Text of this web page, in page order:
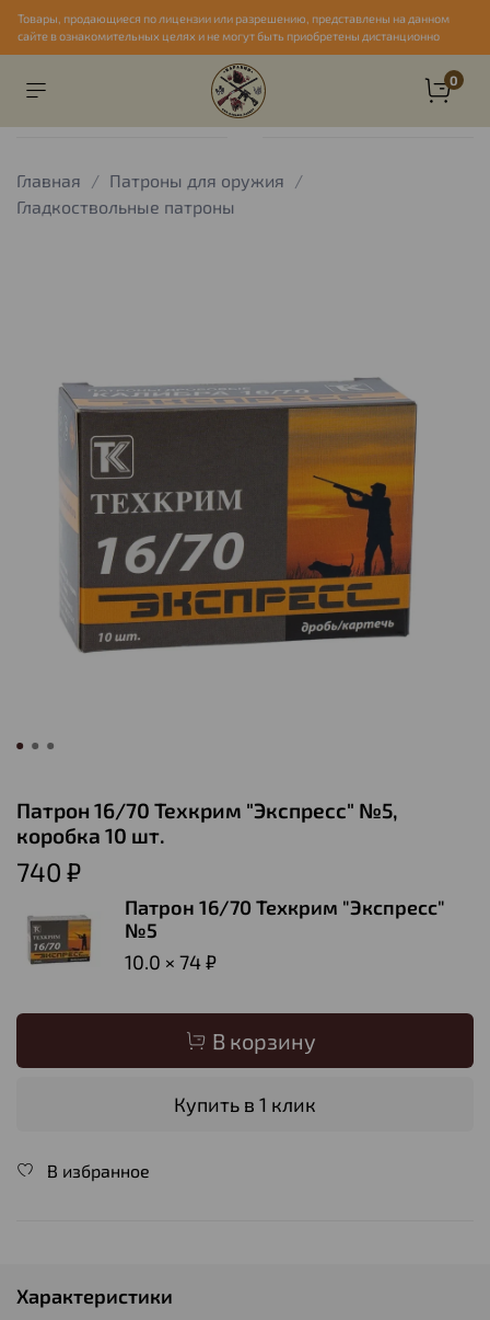
Товары, продающиеся по лицензии или разрешению, представлены на данном
сайте в ознакомительных целях и не могут быть приобретены дистанционно
0
Главная
Патроны для оружия
Гладкоствольные патроны
Патрон 16/70 Техкрим "Экспресс" №5,
коробка 10 шт.
740 ₽
Патрон 16/70 Техкрим "Экспресс"
№5
10.0 × 74 ₽
В корзину
Купить в 1 клик
В избранное
Характеристики